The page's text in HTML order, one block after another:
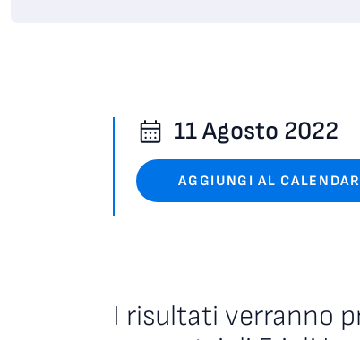
11 Agosto 2022
AGGIUNGI AL
I risultati verranno